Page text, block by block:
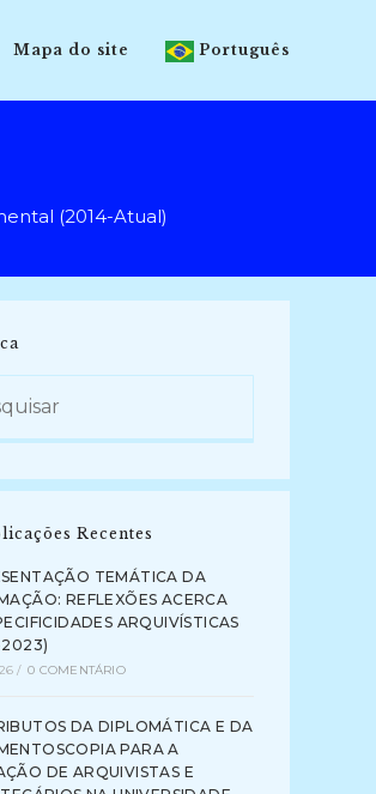
Mapa do site Português
(2014-Atual)
Recentes
TEMÁTICA DA
REFLEXÕES ACERCA
ARQUIVÍSTICAS
/ 0 COMENTÁRIO
DA DIPLOMÁTICA E DA
PARA A
DE ARQUIVISTAS E